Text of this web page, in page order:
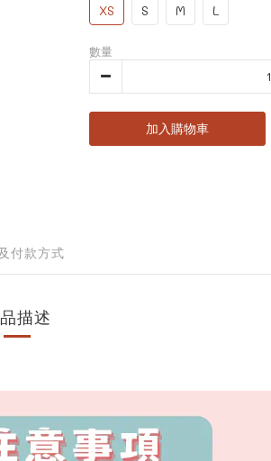
XS S M L
數量
加入購物車
付款方式
描述